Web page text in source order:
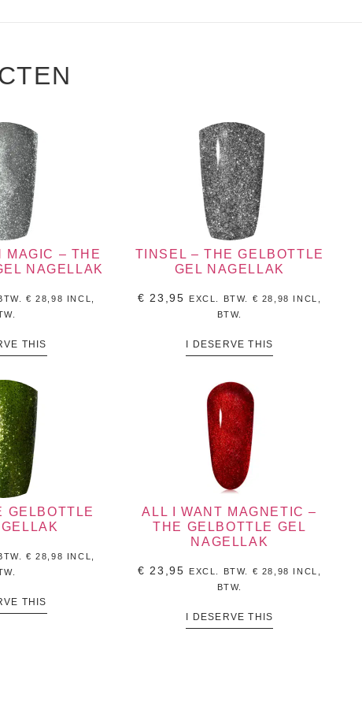
MAGIC – THE
NAGELLAK
€ 28,98
INCL,
THIS
TINSEL – THE GELBOTTLE
GEL NAGELLAK
€ 23,95 EXCL. BTW. € 28,98
INCL,
BTW.
I DESERVE THIS
GELBOTTLE
€ 28,98 INCL,
THIS
ALL I WANT MAGNETIC –
THE GELBOTTLE GEL
NAGELLAK
€ 23,95 EXCL. BTW. € 28,98 INCL,
BTW.
I DESERVE THIS